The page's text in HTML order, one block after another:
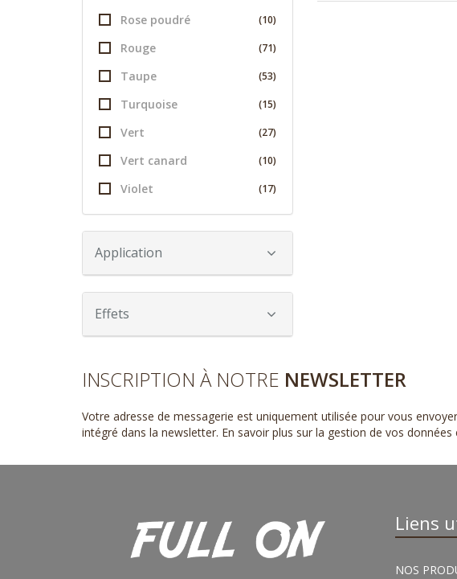
Rose poudré (10)
Rouge (71)
Taupe (53)
Turquoise (15)
Vert (27)
Vert canard (10)
Violet (17)
Application
Effets
INSCRIPTION À NOTRE NEWSLETTER
Votre adresse de messagerie est uniquement utilisée pour vous
intégré dans la newsletter. En savoir plus sur la gestion de vos
Liens
NOS